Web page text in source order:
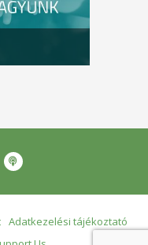
Adatkezelési tájékoztató